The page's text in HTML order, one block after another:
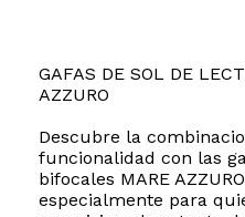
GAFAS DE SOL DE
AZZURO
Descubre la
funcionalidad con las
bifocales MARE
especialmente para